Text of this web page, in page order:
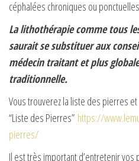
céphalées chroniques ou
La lithothérapie comme tous
saurait se substituer aux
médecin traitant et plus
traditionnelle.
Vous trouverez la liste des pierres
“Liste des Pierres” https://
pierres/
Il est très important d’entretenir vos